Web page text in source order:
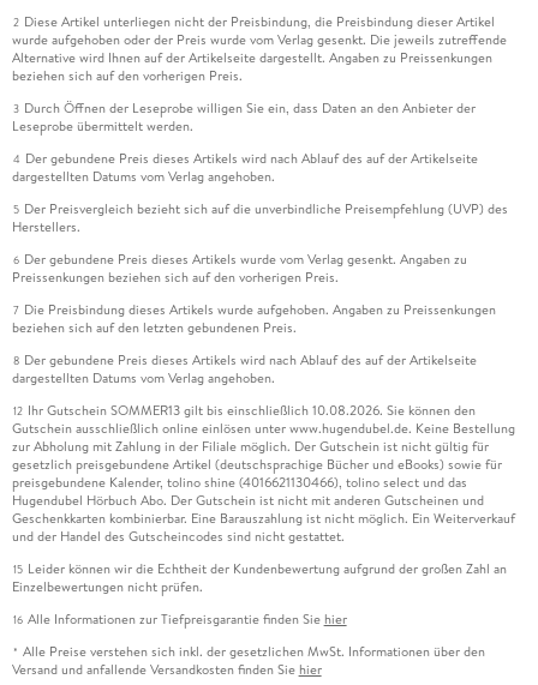
2 Diese Artikel unterliegen nicht der Preisbindung, die Preisbindung dieser Artikel
wurde aufgehoben oder der Preis wurde vom Verlag gesenkt. Die jeweils zutreffende
Alternative wird Ihnen auf der Artikelseite dargestellt. Angaben zu Preissenkungen
beziehen sich auf den vorherigen Preis.
3 Durch Öffnen der Leseprobe willigen Sie ein, dass Daten an den Anbieter der
Leseprobe übermittelt werden.
4 Der gebundene Preis dieses Artikels wird nach Ablauf des auf der Artikelseite
dargestellten Datums vom Verlag angehoben.
5 Der Preisvergleich bezieht sich auf die unverbindliche Preisempfehlung (UVP) des
Herstellers.
6 Der gebundene Preis dieses Artikels wurde vom Verlag gesenkt. Angaben zu
Preissenkungen beziehen sich auf den vorherigen Preis.
7 Die Preisbindung dieses Artikels wurde aufgehoben. Angaben zu Preissenkungen
beziehen sich auf den letzten gebundenen Preis.
8 Der gebundene Preis dieses Artikels wird nach Ablauf des auf der Artikelseite
dargestellten Datums vom Verlag angehoben.
12 Ihr Gutschein SOMMER13 gilt bis einschließlich 10.08.2026. Sie können den
Gutschein ausschließlich online einlösen unter www.hugendubel.de. Keine Bestellung
zur Abholung mit Zahlung in der Filiale möglich. Der Gutschein ist nicht gültig für
gesetzlich preisgebundene Artikel (deutschsprachige Bücher und eBooks) sowie für
preisgebundene Kalender, tolino shine (4016621130466), tolino select und das
Hugendubel Hörbuch Abo. Der Gutschein ist nicht mit anderen Gutscheinen und
Geschenkkarten kombinierbar. Eine Barauszahlung ist nicht möglich. Ein Weiterverkauf
und der Handel des Gutscheincodes sind nicht gestattet.
15 Leider können wir die Echtheit der Kundenbewertung aufgrund der großen Zahl an
Einzelbewertungen nicht prüfen.
16 Alle Informationen zur Tiefpreisgarantie finden Sie hier
* Alle Preise verstehen sich inkl. der gesetzlichen MwSt. Informationen über den
Versand und anfallende Versandkosten finden Sie hier